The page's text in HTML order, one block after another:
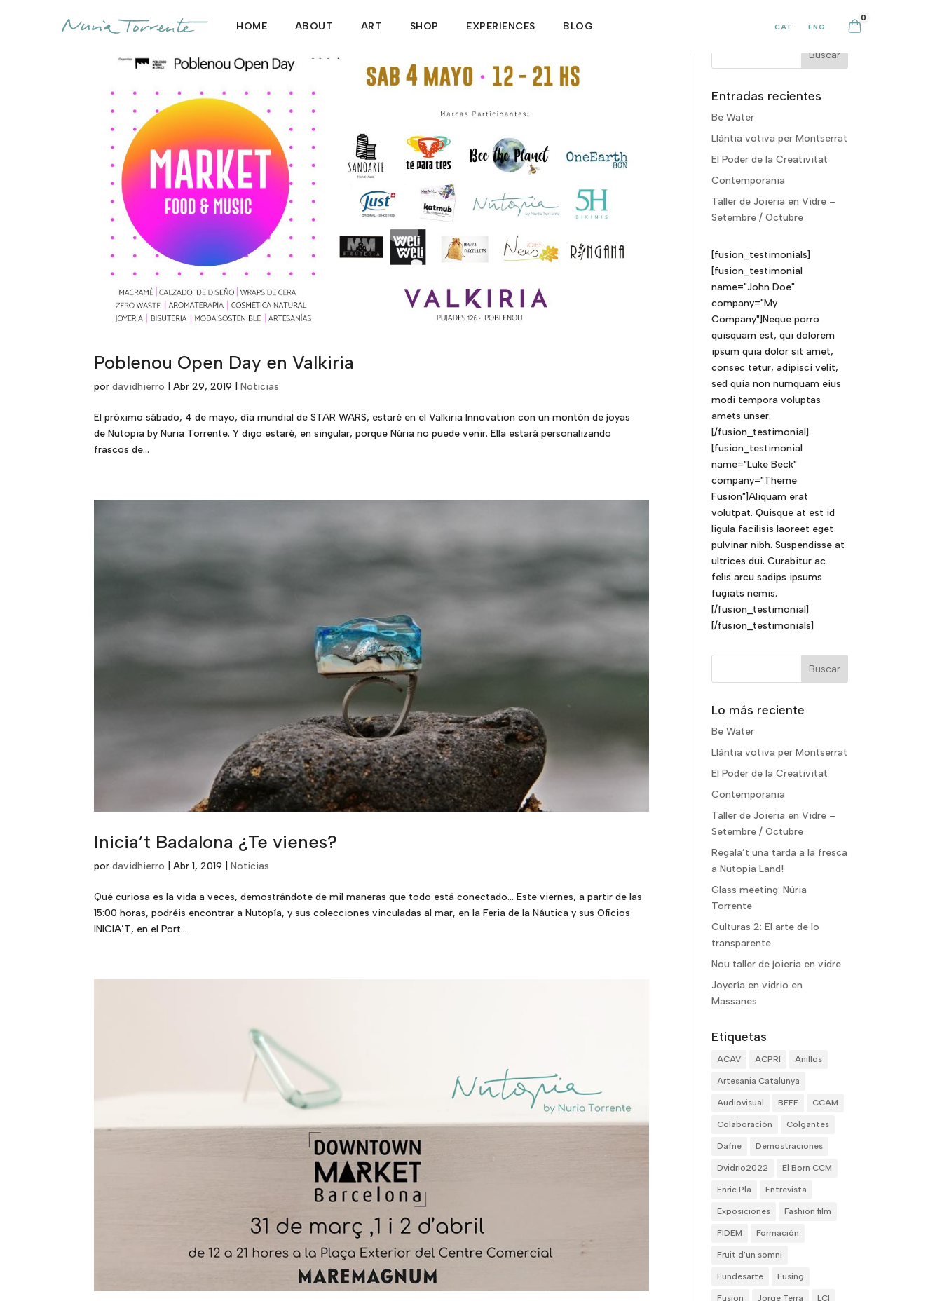
HOME ABOUT ART SHOP EXPERIENCES BLOG CAT ENG
0
Poblenou Open Day en Valkiria
pordavidhierro |Abr 29, 2019 |Noticias
El próximo sábado, 4 de mayo, día mundial de STAR WARS, estaré en el Valkiria Innovation con un montón de joyas
de Nutopia by Nuria Torrente. Y digo estaré, en singular, porque Núria no puede venir. Ella estará personalizando
frascos de...
Inicia’t Badalona ¿Te vienes?
pordavidhierro |Abr 1, 2019 |Noticias
Qué curiosa es la vida a veces, demostrándote de mil maneras que todo está conectado… Este viernes, a partir de las
15:00 horas, podréis encontrar a Nutopía, y sus colecciones vinculadas al mar, en la Feria de la Náutica y sus Oficios
INICIA’T, en el Port...
Entradas recientes
Be Water
Llàntia votiva per Montserrat
El Poder de la Creativitat
Contemporania
Taller de Joieria en Vidre –
Setembre / Octubre
[fusion_testimonials]
[fusion_testimonial
name="John Doe"
company="My
Company"]Neque porro
quisquam est, qui dolorem
ipsum quia dolor sit amet,
consec tetur, adipisci velit,
sed quia non numquam eius
modi tempora voluptas
amets unser.
[/fusion_testimonial]
[fusion_testimonial
name="Luke Beck"
company="Theme
Fusion"]Aliquam erat
volutpat. Quisque at est id
ligula facilisis laoreet eget
pulvinar nibh. Suspendisse at
ultrices dui. Curabitur ac
felis arcu sadips ipsums
fugiats nemis.
[/fusion_testimonial]
[/fusion_testimonials]
Lo más reciente
Be Water
Llàntia votiva per Montserrat
El Poder de la Creativitat
Contemporania
Taller de Joieria en Vidre –
Setembre / Octubre
Regala’t una tarda a la fresca
a Nutopia Land!
Glass meeting: Núria
Torrente
Culturas 2: El arte de lo
transparente
Nou taller de joieria en vidre
Joyería en vidrio en
Massanes
Etiquetas
ACAV ACPRI Anillos
Artesania Catalunya
Audiovisual BFFF CCAM
Colaboración Colgantes
Dafne Demostraciones
Dvidrio2022 El Born CCM
Enric Pla Entrevista
Exposiciones Fashion film
FIDEM Formación
Fruit d'un somni
Fundesarte Fusing
Fusion Jorge Terra LCI